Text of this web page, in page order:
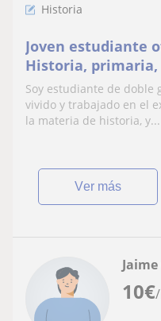
Historia
Joven estudiante
Historia, primaria,
Tengo amplios
materia con una
9.80 en bachillerato
Soy estudiante de doble
vivido y trabajado en el
la materia de historia, y...
ver más
10€